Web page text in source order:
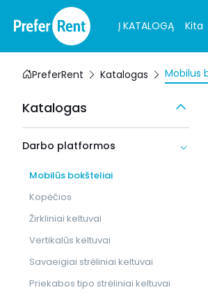
Į KATALOGĄ Kita
PreferRent Katalogas Mobilus
Katalogas
Darbo platformos
Mobilūs bokšteliai
Kopėčios
Žirkliniai keltuvai
Vertikalūs keltuvai
Savaeigiai strėliniai keltuvai
Priekabos tipo strėliniai keltuvai